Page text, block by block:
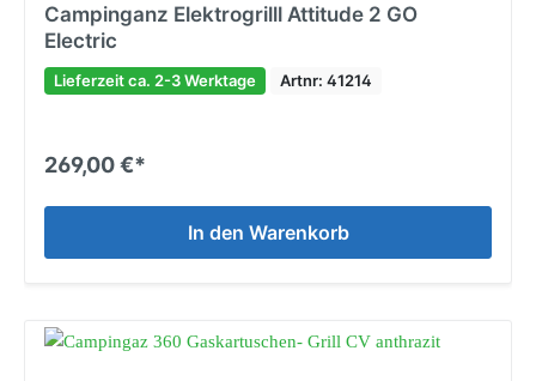
Campinganz Elektrogrilll Attitude 2 GO
Electric
Lieferzeit ca. 2-3 Werktage Artnr: 41214
269,00 €*
In den Warenkorb